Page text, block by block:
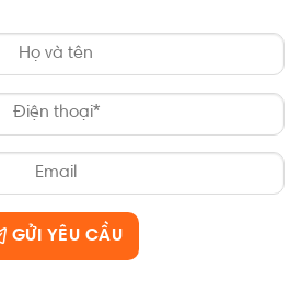
GỬI YÊU CẦU